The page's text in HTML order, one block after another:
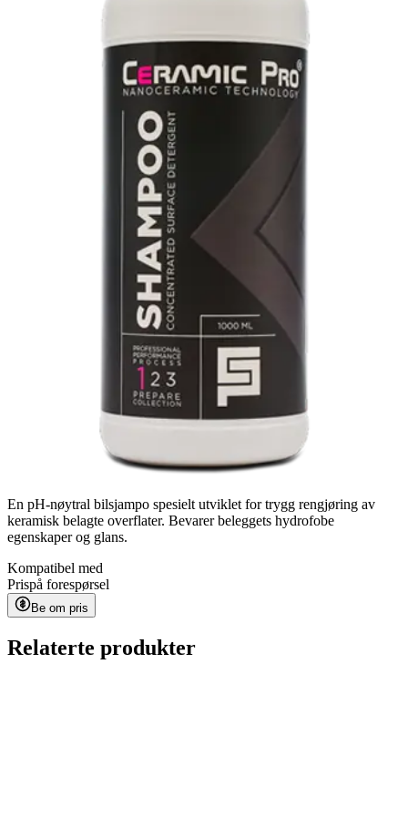
En pH-nøytral bilsjampo spesielt utviklet for trygg rengjøring av
keramisk belagte overflater. Bevarer beleggets hydrofobe
egenskaper og glans.
Kompatibel med
Prispå forespørsel
Be om pris
Relaterte produkter